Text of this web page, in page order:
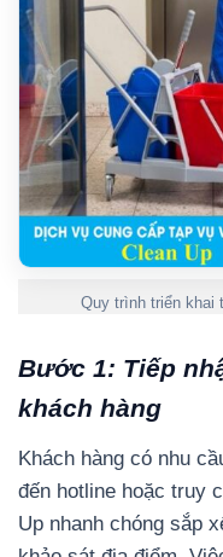
Quy trình triển khai
Bước 1: Tiếp
khách hàng
Khách hàng có nhu
đến hotline hoặc truy
Up nhanh chóng sắp